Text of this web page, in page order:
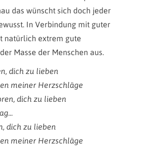
das wünscht sich doch jeder
In Verbindung mit guter
natürlich extrem gute
Masse der Menschen aus.
dich zu lieben
meiner Herzschläge
dich zu lieben
dich zu lieben
meiner Herzschläge